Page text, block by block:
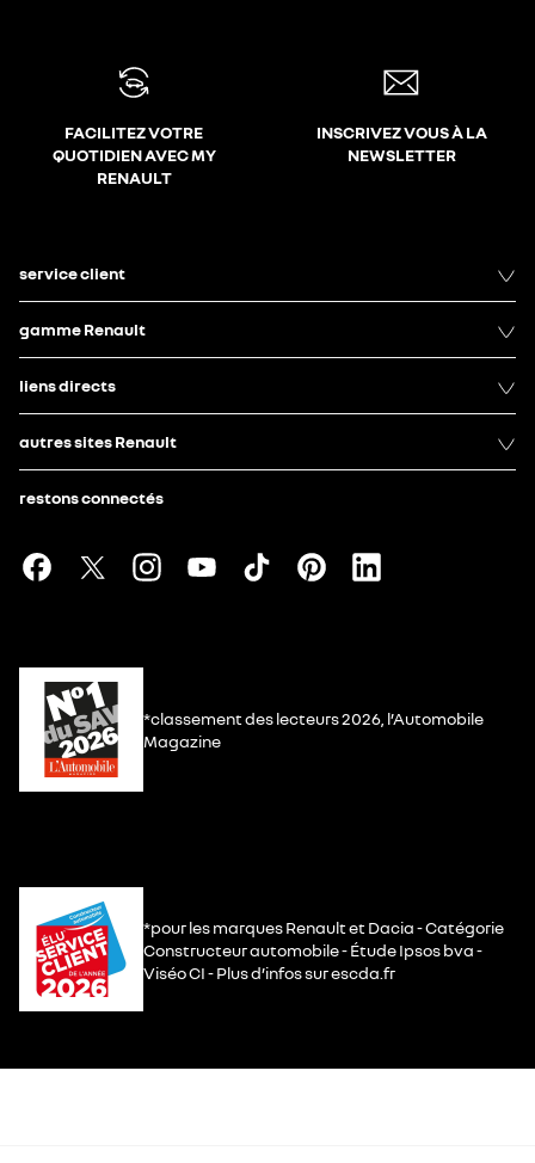
FACILITEZ VOTRE
QUOTIDIEN AVEC MY
RENAULT
INSCRIVEZ VOUS À LA
NEWSLETTER
service client
gamme Renault
liens directs
autres sites Renault
restons connectés
*classement des lecteurs 2026, l’Automobile
Magazine
*pour les marques Renault et Dacia - Catégorie
Constructeur automobile - Étude Ipsos bva -
Viséo CI - Plus d’infos sur escda.fr